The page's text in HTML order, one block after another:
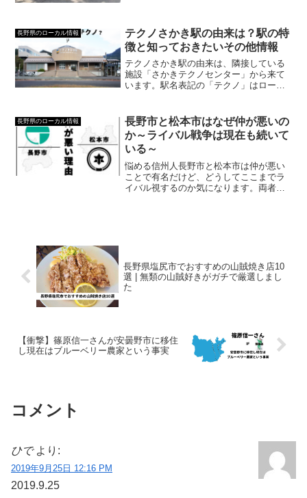
長野県のローカル情報
テクノさかき駅の由来は？駅の特
徴と知っておきたいその他情報
テクノさかき駅の由来は、隣接している
施設「さかきテクノセンター」から来て
います。駅名表記の「テクノ」はローマ
きたいその他情報についてまとめまし
た。
長野県のローカル情報
長野市と松本市はなぜ仲が悪いの
か～ライバル戦争は現在も続いて
いる～
悩める信州人長野市と松本市は仲が悪い
ことで有名だけど、どうしてここまでラ
イバル視するのか気になります。両者は
長野県塩尻市でおすすめの山賊焼き店10
選 | 無類の山賊好きがガチで厳選しまし
た
【衝撃】篠原信一さんが安曇野市に移住
し現在はブルーベリー農家という事実
コメント
ひで より:
2019年9月25日 12:16 PM
2019.9.25